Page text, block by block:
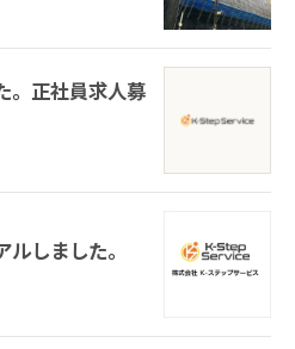
。正社員求人募
しました。